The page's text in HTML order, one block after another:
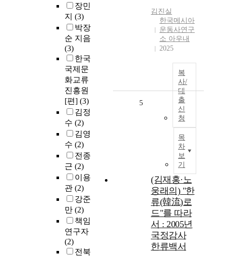
장민
지 (3)
박장
순 지음
(3)
한국
국제문
화교류
진흥원
[편] (3)
김정
수 (2)
김영
수 (2)
전종
근 (2)
이용
관 (2)
강준
만 (2)
책임
연구자
(2)
전북
김진실
한국메시아
운동사연구
소 아우내
2025
복
사/
대
출
신
청
목
차
보
기
5
(김재홍·노
웅래의) "한
류(韓流)로
드"를 따라
서 : 2005년
국정감사
한류백서